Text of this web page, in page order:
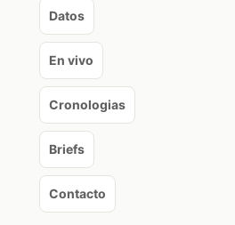
Datos
En vivo
Cronologias
Briefs
Contacto